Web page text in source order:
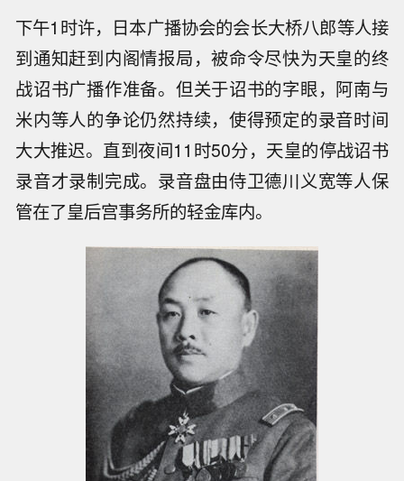
下午1时许，日本广播协会的会长大桥八郎等人接
到通知赶到内阁情报局，被命令尽快为天皇的终
战诏书广播作准备。但关于诏书的字眼，阿南与
米内等人的争论仍然持续，使得预定的录音时间
大大推迟。直到夜间11时50分，天皇的停战诏书
录音才录制完成。录音盘由侍卫德川义宽等人保
管在了皇后宫事务所的轻金库内。